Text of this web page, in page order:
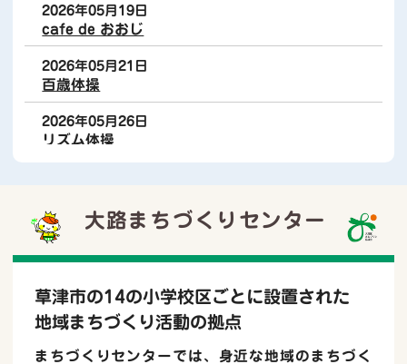
お知らせ
06月11日
お知らせ
健康器具を設置しました
06月06日
お知らせ
2026年05月19日
cafe de おおじ
2026年05月21日
百歳体操
2026年05月26日
リズム体操
2026年05月28日
大路まちづくりセンター
草津市の14の小学校区ごとに設置された
地域まちづくり活動の拠点
まちづくりセンターでは、身近な地域のまちづく